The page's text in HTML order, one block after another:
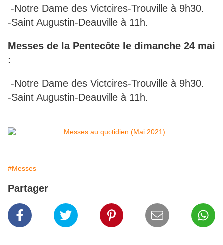
-Notre Dame des Victoires-Trouville à 9h30.
-Saint Augustin-Deauville à 11h.
Messes de la Pentecôte le d imanche 24 mai
:
-Notre Dame des Victoires-Trouville à 9h30.
-Saint Augustin-Deauville à 11h.
#Messes
Partager